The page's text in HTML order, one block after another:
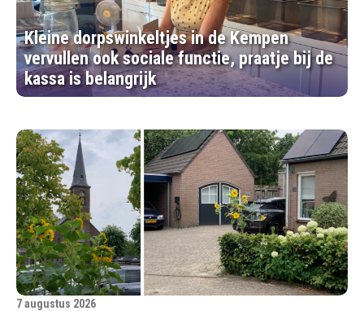
Kleine dorpswinkeltjes in de Kempen
vervullen ook sociale functie, praatje bij de
kassa is belangrijk
7 augustus 2026